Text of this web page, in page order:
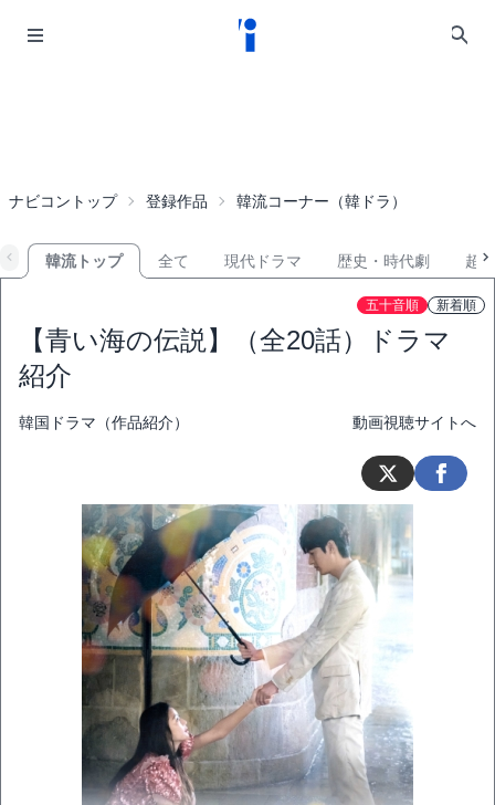
ナビコントップ 登録作品 韓流コーナー（韓ドラ）
韓流トップ 全て 現代ドラマ 歴史・時代劇 超
五十音順 新着順
【青い海の伝説】（全20話）ドラマ
紹介
韓国ドラマ（作品紹介） 動画視聴サイトへ